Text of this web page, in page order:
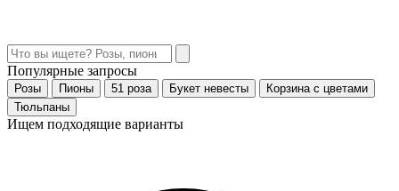
Популярные запросы
Розы Пионы 51 роза Букет невесты
Корзина с цветами
Тюльпаны
Ищем подходящие варианты